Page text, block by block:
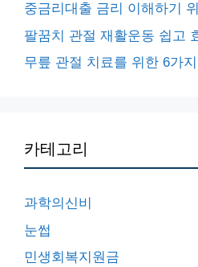
중금리대출 금리 이해하기
팔꿈치 관절 재활운동 쉽고
무릎 관절 치료를 위한 6가
카테고리
과학의신비
눈썹
민생회복지원금